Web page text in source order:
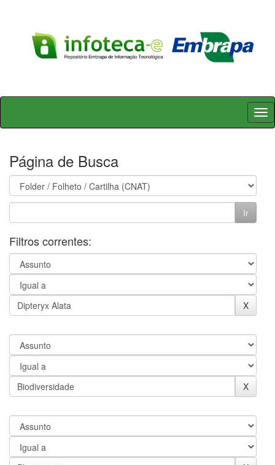
Skip
Página de Busca
Filtros correntes: